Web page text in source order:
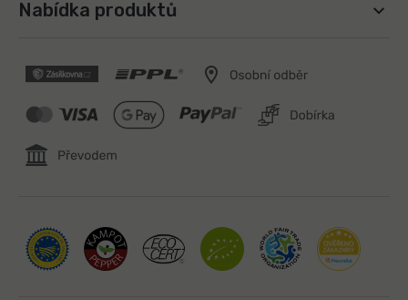
Nabídka produktů